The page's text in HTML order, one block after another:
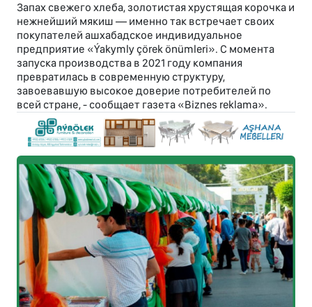
Запах свежего хлеба, золотистая хрустящая корочка и
нежнейший мякиш — именно так встречает своих
покупателей ашхабадское индивидуальное
предприятие «Ýakymly çörek önümleri». С момента
запуска производства в 2021 году компания
превратилась в современную структуру,
завоевавшую высокое доверие потребителей по
всей стране, - сообщает газета «Biznes reklama».